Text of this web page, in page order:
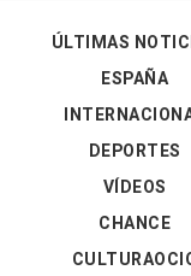
ÚLTIMAS
ESPAÑA
DEPORTES
VÍDEOS
CHANCE